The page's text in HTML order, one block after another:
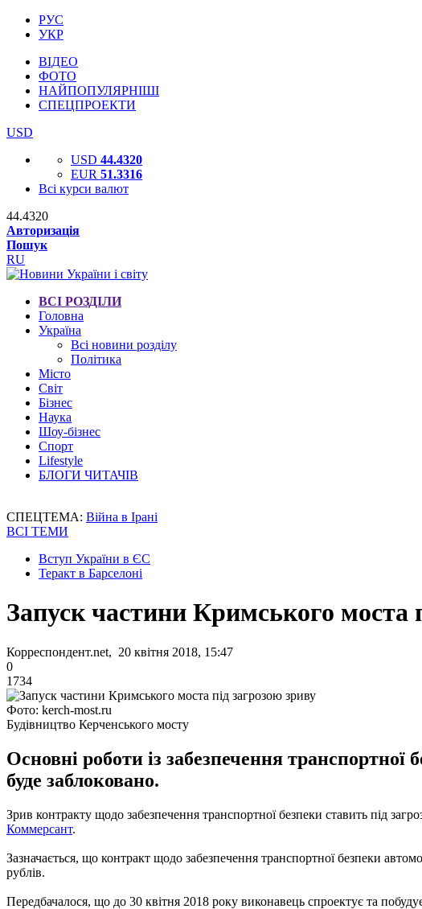
РУС
УКР
ВІДЕО
ФОТО
НАЙПОПУЛЯРНІШІ
СПЕЦПРОЕКТИ
USD
USD 44.4320
EUR 51.3316
Всі курси валют
44.4320
Авторизація
Пошук
RU
ВСІ РОЗДІЛИ
Головна
Україна
Всі новини розділу
Політика
Місто
Світ
Бізнес
Наука
Шоу-бізнес
Спорт
Lifestyle
БЛОГИ ЧИТАЧІВ
СПЕЦТЕМА: Війна в Ірані
ВСІ ТЕМИ
Вступ України в ЄС
Теракт в Барселоні
Запуск частини Кримського моста
Корреспондент.net, 20 квітня 2018, 15:47
0
1734
Фото: kerch-most.ru
Будівництво Керченського мосту
Основні роботи із забезпечення
буде заблоковано.
Зрив контракту щодо забезпечення транспортної безпеки ставить під
Коммерсант.
Зазначається, що контракт щодо забезпечення транспортної безпеки
рублів.
Передбачалося, що до 30 квітня 2018 року виконавець спроектує та